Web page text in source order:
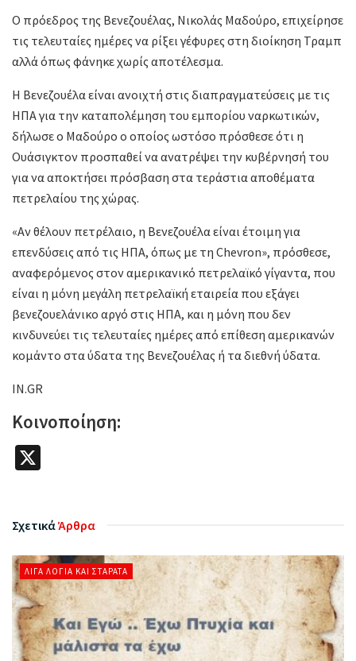
Ο πρόεδρος της Βενεζουέλας, Νικολάς Μαδούρο, επιχείρησε
τις τελευταίες ημέρες να ρίξει γέφυρες στη διοίκηση Τραμπ
αλλά όπως φάνηκε χωρίς αποτέλεσμα.
Η Βενεζουέλα είναι ανοιχτή στις διαπραγματεύσεις με τις
ΗΠΑ για την καταπολέμηση του εμπορίου ναρκωτικών,
δήλωσε ο Μαδούρο ο οποίος ωστόσο πρόσθεσε ότι η
Ουάσιγκτον προσπαθεί να ανατρέψει την κυβέρνησή του
για να αποκτήσει πρόσβαση στα τεράστια αποθέματα
πετρελαίου της χώρας.
«Αν θέλουν πετρέλαιο, η Βενεζουέλα είναι έτοιμη για
επενδύσεις από τις ΗΠΑ, όπως με τη Chevron», πρόσθεσε,
αναφερόμενος στον αμερικανικό πετρελαϊκό γίγαντα, που
είναι η μόνη μεγάλη πετρελαϊκή εταιρεία που εξάγει
βενεζουελάνικο αργό στις ΗΠΑ, και η μόνη που δεν
κινδυνεύει τις τελευταίες ημέρες από επίθεση αμερικανών
κομάντο στα ύδατα της Βενεζουέλας ή τα διεθνή ύδατα.
IN.GR
Κοινοποίηση:
ΣχετικάΆρθρα
ΛΊΓΑ ΛΌΓΙΑ ΚΑΙ ΣΤΑΡΆΤΑ